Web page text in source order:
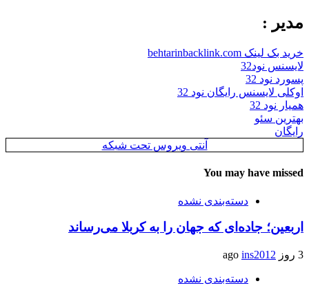
مدیر :
خرید بک لینک behtarinbacklink.com
لایسنس نود32
پسورد نود 32
اوکلی لایسنس رایگان نود 32
همیار نود 32
بهترین سئو
رایگان
آنتی ویروس تحت شبکه
You may have missed
دسته‌بندی نشده
اربعین؛ جاده‌ای که جهان را به کربلا می‌رساند
3 روز ago ins2012
دسته‌بندی نشده